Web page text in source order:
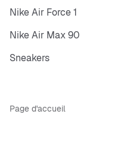
Nike Air Force 1
Nike Air Max 90
Sneakers
Page d'accueil